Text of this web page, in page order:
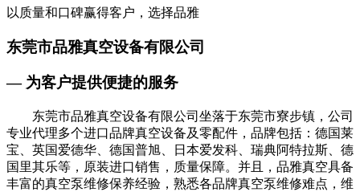
以质量和口碑赢得客户，选择品雅
东莞市品雅真空设备有限公司
— 为客户提供便捷的服务
东莞市品雅真空设备有限公司坐落于东莞市寮步镇，公司
专业代理多个进口品牌真空设备及零配件，品牌包括：德国莱
宝、英国爱德华、德国普旭、日本爱发科、瑞典阿特拉斯、德
国里其乐等，原装进口销售，质量保障。并且，品雅真空具备
丰富的真空泵维修保养经验，熟悉各品牌真空泵维修难点，维